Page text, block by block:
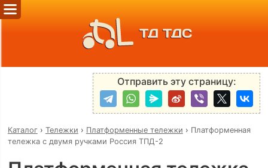
ТД ТДС
Отправить эту страницу:
Каталог› Тележки › Платформенные тележки › Платформенная
тележка с двумя ручками Россия ТПД-2